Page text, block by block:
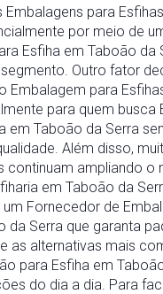
Embalagens para
por meio de
Esfiha em Taboão da
Outro fator
Embalagem para
para quem busca
em Taboão da Serra
Além disso,
continuam ampliando o
em Taboão da
Fornecedor de
da Serra que garanta
as alternativas mais
para Esfiha em
do dia a dia. Para